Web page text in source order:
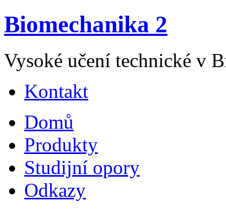
Biomechanika 2
Vysoké učení technické v
Kontakt
Domů
Produkty
Studijní opory
Odkazy